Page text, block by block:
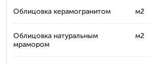
Облицовка керамогранитом м2
Облицовка натуральным
мрамором
м2